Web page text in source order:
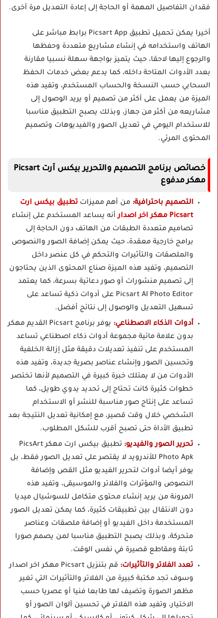
فقدان التفاصيل المهمة أو الحاجة إلى إعادة التعديل مرة أخرى.
أخيرا يمكن تحميل تطبيق Picsart App برابط مباشر على
الهاتف واستخدامه في إنشاء مشاريع متعددة وحفظها
والرجوع إليها لاحقا، حيث يتميز بواجهة سهلة نسبيا مقارنة
بعدد الأدوات المتاحة داخله، كما يدعم بعض خدمات الحفظ
السحابي حسب النسخة والحساب المستخدم، وتفيد هذه
الميزة من يعمل على أكثر من تصميم أو يريد الوصول إلى
مشاريعه من أكثر من جهاز، وبذلك يصبح التطبيق مناسبا
للاستخدام اليومي في تعديل الصور والفيديوهات وتصميم
المحتوى المرئي.
خصائص برنامج التصميم والتحرير بيكس آرت Picsart
مهكر مدفوع
التصميم باحترافية: من أهم مميزات تطبيق بيكس ارت
Picsart مهكر اخر اصدار
أنه يساعد المستخدم على إنشاء
تصاميم متعددة الطبقات من الهاتف دون الحاجة إلى
برامج خارجية معقدة، حيث يمكن إضافة الصور والنصوص
والملصقات والتأثيرات والتحكم في كل عنصر داخل
التصميم، وتفيد هذه الميزة صناع المحتوى الذين يحتاجون
إلى تصميم منشورات أو صور دعائية بسرعة، كما يعتمد
Picsart AI Photo Editor على أدوات ذكية تساعد على
تسهيل التعديل والوصول إلى نتائج أفضل.
أدوات الذكاء الاصطناعي:
يوفر برنامج Picsart القديم مهكر
بدون علامة مائية مجموعة أدوات ذكاء اصطناعي تساعد
المستخدم على تنفيذ تعديلات دقيقة مثل إزالة الخلفية
وتحسين الصور وإنشاء عناصر بصرية جديدة، وتفيد هذه
الأدوات من لا يمتلك خبرة كبيرة في التصميم لأنها تختصر
خطوات كثيرة كانت تحتاج إلى تحديد يدوي طويل، كما
تساعد على إنتاج صور مناسبة للنشر أو الاستخدام
الشخصي خلال وقت قصير، مع إمكانية تعديل النتيجة بعد
تطبيق الأداة حتى تصبح أقرب للشكل المطلوب.
تحرير الصور والفيديو:
تطبيق بيكس ارت مهكر PicsArt
Photo Apk للأندرويد لا يقتصر على تعديل الصور فقط، بل
يوفر أيضا أدوات لتحرير الفيديو مثل القص وإضافة
النصوص والمؤثرات والفلاتر والموسيقى، وتفيد هذه
المرونة من يريد إنشاء محتوى متكامل للسوشيال ميديا
دون الانتقال بين تطبيقات كثيرة، كما يمكن تعديل الصور
المستخدمة داخل الفيديو أو إضافة ملصقات وعناصر
متحركة، وبذلك يصبح التطبيق مناسبا لمن يصمم صورا
ثابتة ومقاطع قصيرة في نفس الوقت.
تعدد الفلاتر والتأثيرات:
قم بتنزيل Picsart مهكر اخر اصدار
وسوف تجد مكتبة كبيرة من الفلاتر والتأثيرات التي تغير
مظهر الصورة وتضيف لها طابعا فنيا أو عصريا حسب
الاختيار، وتفيد هذه الفلاتر في تحسين ألوان الصور أو